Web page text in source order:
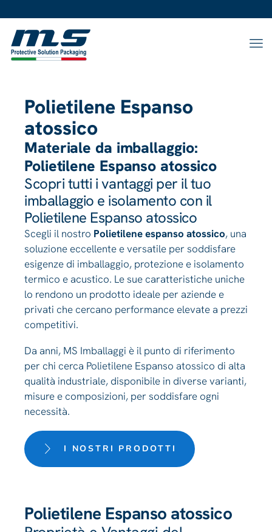
Polietilene Espanso
atossico
Materiale da imballaggio:
Polietilene Espanso atossico
Scopri tutti i vantaggi per il tuo
imballaggio e isolamento con il
Polietilene Espanso atossico
Scegli il nostro Polietilene espanso atossico, una
soluzione eccellente e versatile per soddisfare
esigenze di imballaggio, protezione e isolamento
termico e acustico. Le sue caratteristiche uniche
lo rendono un prodotto ideale per aziende e
privati che cercano performance elevate a prezzi
competitivi.
Da anni, MS Imballaggi è il punto di riferimento
per chi cerca Polietilene Espanso atossico di alta
qualità industriale, disponibile in diverse varianti,
misure e composizioni, per soddisfare ogni
necessità.
I NOSTRI PRODOTTI
Polietilene Espanso atossico